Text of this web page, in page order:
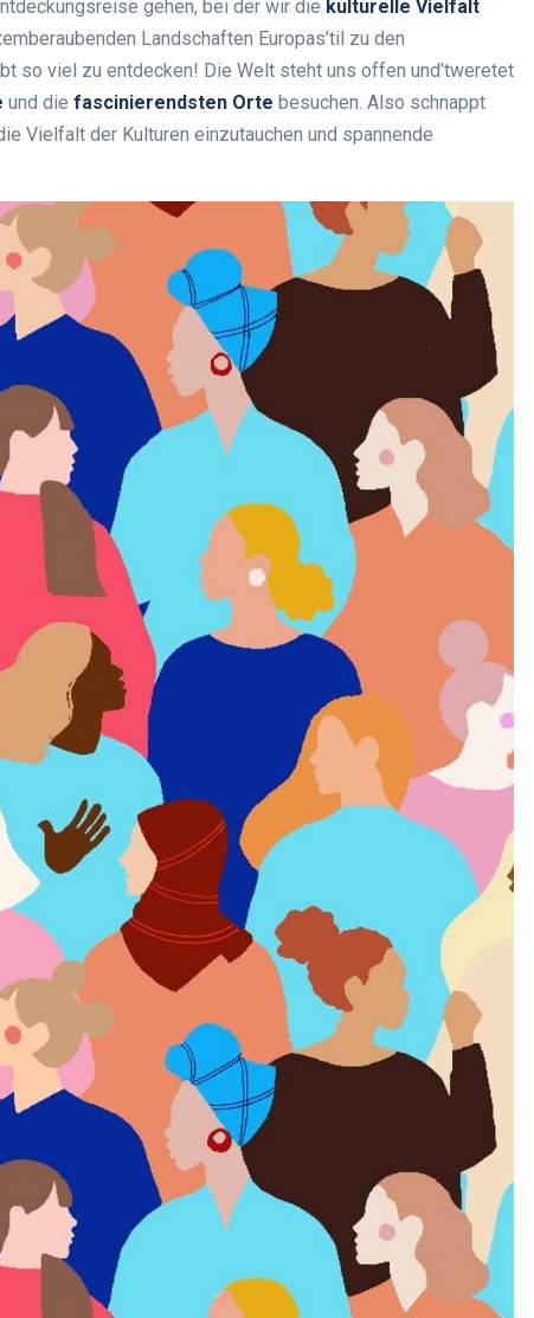
gehen, bei der wir die kulturelle Vielfalt
Landschaften Europas’til zu den
so viel zu entdecken! Die Welt steht uns offen und’tweretet
und die fascinierendsten Orte besuchen. Also schnappt
Vielfalt der Kulturen einzutauchen und spannende
Top Artikel
Tipps und Tricks zur
effektiven Nutzung deines
Reiseprogramms
30 August 2025